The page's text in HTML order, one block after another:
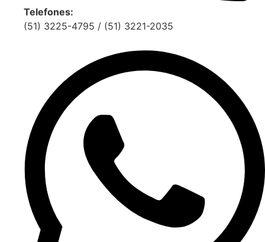
Telefones:
(51) 3225-4795 / (51) 3221-2035